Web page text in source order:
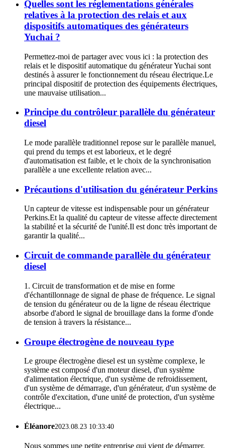
Quelles sont les réglementations générales
relatives à la protection des relais et aux
dispositifs automatiques des générateurs
Yuchai ?
Permettez-moi de partager avec vous ici : la protection des
relais et le dispositif automatique du générateur Yuchai sont
destinés à assurer le fonctionnement du réseau électrique.Le
principal dispositif de protection des équipements électriques,
une mauvaise utilisation...
Principe du contrôleur parallèle du générateur
diesel
Le mode parallèle traditionnel repose sur le parallèle manuel,
qui prend du temps et est laborieux, et le degré
d'automatisation est faible, et le choix de la synchronisation
parallèle a une excellente relation avec...
Précautions d'utilisation du générateur Perkins
Un capteur de vitesse est indispensable pour un générateur
Perkins.Et la qualité du capteur de vitesse affecte directement
la stabilité et la sécurité de l'unité.Il est donc très important de
garantir la qualité...
Circuit de commande parallèle du générateur
diesel
1. Circuit de transformation et de mise en forme
d'échantillonnage de signal de phase de fréquence. Le signal
de tension du générateur ou de la ligne de réseau électrique
absorbe d'abord le signal de brouillage dans la forme d'onde
de tension à travers la résistance...
Groupe électrogène de nouveau type
Le groupe électrogène diesel est un système complexe, le
système est composé d'un moteur diesel, d'un système
d'alimentation électrique, d'un système de refroidissement,
d'un système de démarrage, d'un générateur, d'un système de
contrôle d'excitation, d'une unité de protection, d'un système
électrique...
Éléanore2023.08.23 10:33:40
Nous sommes une petite entreprise qui vient de démarrer,